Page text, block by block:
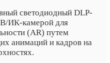
светодиодный DLP-
ИК-камерой для
(AR) путем
анимаций и кадров на